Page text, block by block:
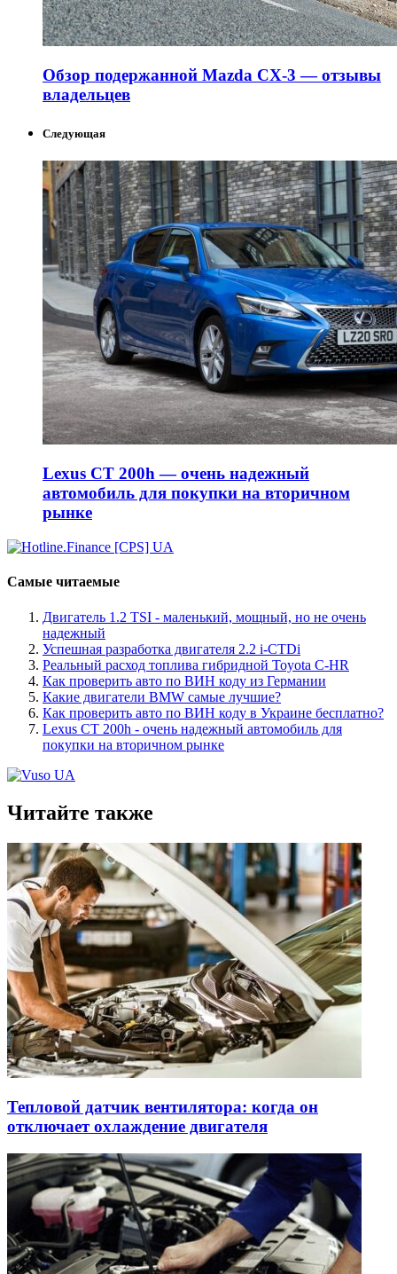
Обзор подержанной Mazda CX-3 — отзывы
владельцев
Следующая
Lexus CT 200h — очень надежный
автомобиль для покупки на вторичном
рынке
Самые читаемые
Двигатель 1.2 TSI - маленький, мощный, но не очень
надежный
Успешная разработка двигателя 2.2 i-CTDi
Реальный расход топлива гибридной Toyota C-HR
Как проверить авто по ВИН коду из Германии
Какие двигатели BMW самые лучшие?
Как проверить авто по ВИН коду в Украине бесплатно?
Lexus CT 200h - очень надежный автомобиль для
покупки на вторичном рынке
Читайте также
Тепловой датчик вентилятора: когда он
отключает охлаждение двигателя